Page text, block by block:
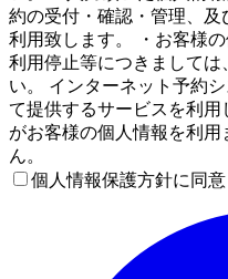
約の受付・確認・管理、
利用致します。 ・お客様
利用停止等につきましては
い。 インターネット予約
て提供するサービスを利
がお客様の個人情報を利
ん。
個人情報保護方針に同